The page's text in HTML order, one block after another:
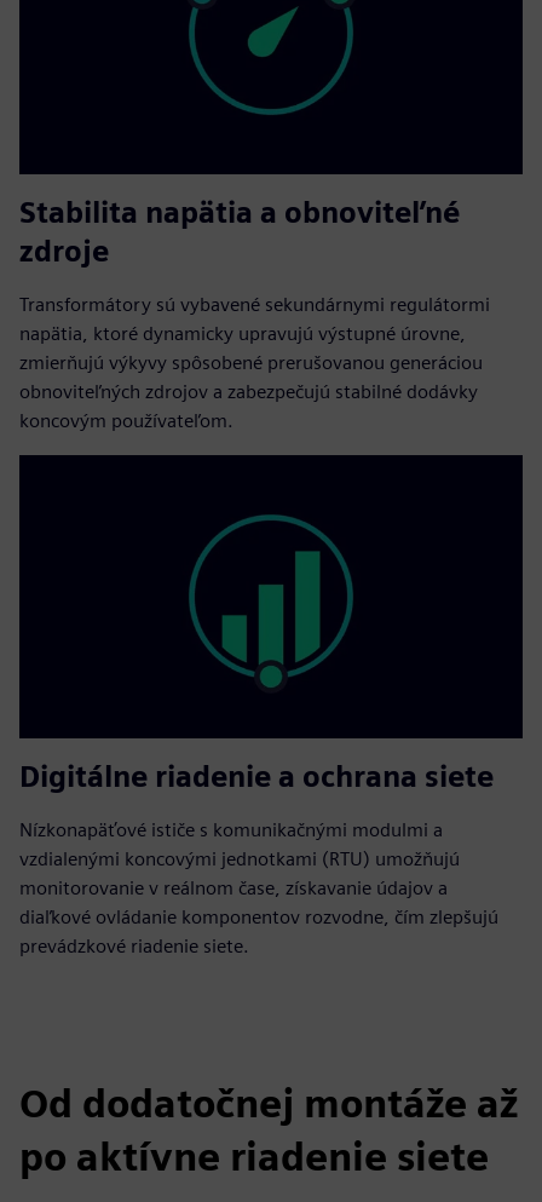
Stabilita napätia a obnoviteľné
zdroje
Transformátory sú vybavené sekundárnymi regulátormi
napätia, ktoré dynamicky upravujú výstupné úrovne,
zmierňujú výkyvy spôsobené prerušovanou generáciou
obnoviteľných zdrojov a zabezpečujú stabilné dodávky
koncovým používateľom.
Digitálne riadenie a ochrana siete
Nízkonapäťové ističe s komunikačnými modulmi a
vzdialenými koncovými jednotkami (RTU) umožňujú
monitorovanie v reálnom čase, získavanie údajov a
diaľkové ovládanie komponentov rozvodne, čím zlepšujú
prevádzkové riadenie siete.
Od dodatočnej montáže až
po aktívne riadenie siete